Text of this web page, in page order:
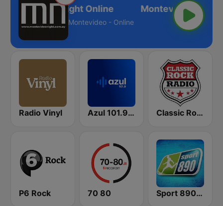
Montevideo Night Online
Montevideo - Online
Radio Vinyl Azul 101.9 FM Classic Rock Radio
P6 Rock 70 80 Sport 890 AM